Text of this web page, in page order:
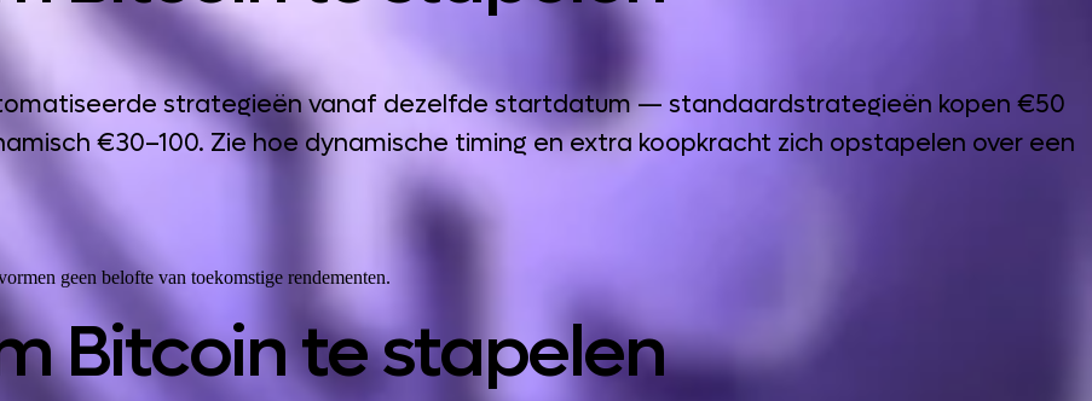
strategieën vanaf dezelfde startdatum — standaardstrategieën kopen €50
€30–100. Zie hoe dynamische timing en extra koopkracht zich opstapelen over een
geen belofte van toekomstige rendementen.
Bitcoin te stapelen